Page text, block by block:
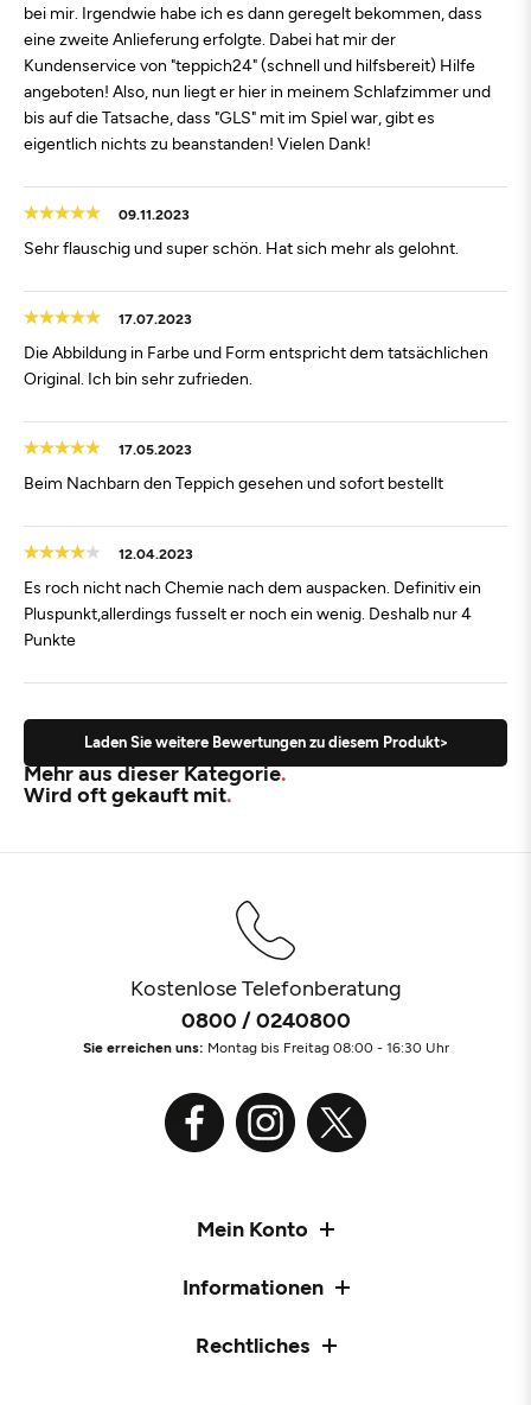
bei mir. Irgendwie habe ich es dann geregelt bekommen, dass
eine zweite Anlieferung erfolgte. Dabei hat mir der
Kundenservice von "teppich24" (schnell und hilfsbereit) Hilfe
angeboten! Also, nun liegt er hier in meinem Schlafzimmer und
bis auf die Tatsache, dass "GLS" mit im Spiel war, gibt es
eigentlich nichts zu beanstanden! Vielen Dank!
09.11.2023
Sehr flauschig und super schön. Hat sich mehr als gelohnt.
17.07.2023
Die Abbildung in Farbe und Form entspricht dem tatsächlichen
Original. Ich bin sehr zufrieden.
17.05.2023
Beim Nachbarn den Teppich gesehen und sofort bestellt
12.04.2023
Es roch nicht nach Chemie nach dem auspacken. Definitiv ein
Pluspunkt,allerdings fusselt er noch ein wenig. Deshalb nur 4
Punkte
Laden Sie weitere Bewertungen zu diesem Produkt>
Mehr aus dieser Kategorie
Wird oft gekauft mit
Kostenlose Telefonberatung
0800 / 0240800
Sie erreichen uns: Montag bis Freitag 08:00 - 16:30 Uhr
Mein Konto
Informationen
Rechtliches